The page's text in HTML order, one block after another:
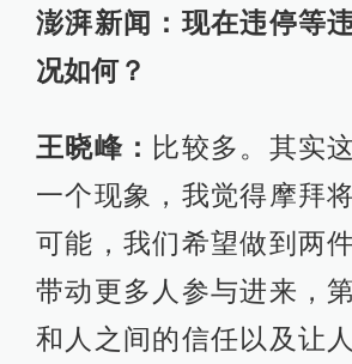
澎湃新闻：现在违停等
况如何？
王晓峰： 比较多。其实
一个现象，我觉得摩拜
可能，我们希望做到两
带动更多人参与进来，
和人之间的信任以及让